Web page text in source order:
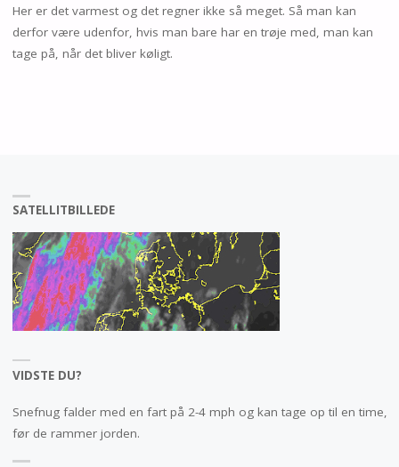
Her er det varmest og det regner ikke så meget. Så man kan
derfor være udenfor, hvis man bare har en trøje med, man kan
tage på, når det bliver køligt.
SATELLITBILLEDE
VIDSTE DU?
Snefnug falder med en fart på 2-4 mph og kan tage op til en time,
før de rammer jorden.